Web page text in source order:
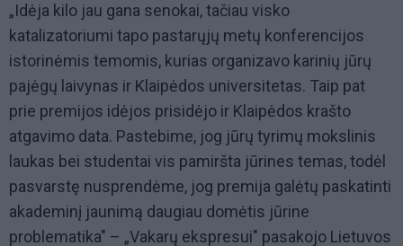
„Idėja kilo jau gana senokai, tačiau visko
katalizatoriumi tapo pastarųjų metų konferencijos
istorinėmis temomis, kurias organizavo karinių jūrų
pajėgų laivynas ir Klaipėdos universitetas. Taip pat
prie premijos idėjos prisidėjo ir Klaipėdos krašto
atgavimo data. Pastebime, jog jūrų tyrimų mokslinis
laukas bei studentai vis pamiršta jūrines temas, todėl
pasvarstę nusprendėme, jog premija galėtų paskatinti
akademinį jaunimą daugiau domėtis jūrine
problematika" – „Vakarų ekspresui" pasakojo Lietuvos